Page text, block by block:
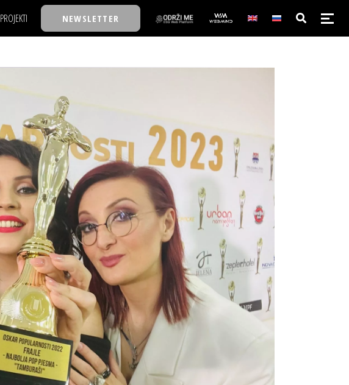
PROJEKTI
30 ISPOD 30
BACK TO OFFICE/SCHOOL
BIZBENDOVI
BIZKOLEGIJUM
BMW BIZNIS LIGA
BIZLIFE WEEK
IZJAVA GODINE
NEWSLETTER
NAJKOLEGA
30 ISPOD 30
BIZBENDOVI
BIZKOLEGIJUM
BMW BIZNIS LIGA
BIZLIFE WEEK
IZJAVA GODINE